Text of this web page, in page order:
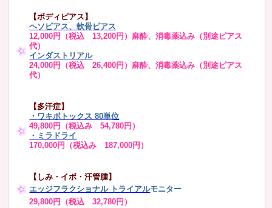
【ボディピアス】
ヘソピアス、軟骨ピアス
12,000円（税込 13,200円）麻酔、消毒薬込み（別途ピアス
代）
インダストリアル
24,000円（税込 26,400円）麻酔、消毒薬込み（別途ピアス
代）
【多汗症】
・ ワキボトックス 80単位
49,800円（税込み 54,780円）
・ミラドライ
170,000円（税込み 187,000円）
【しみ・イボ・汗管腫】
エッジフラクショナル トライアルモニター
29,800円（税込 32,780円）